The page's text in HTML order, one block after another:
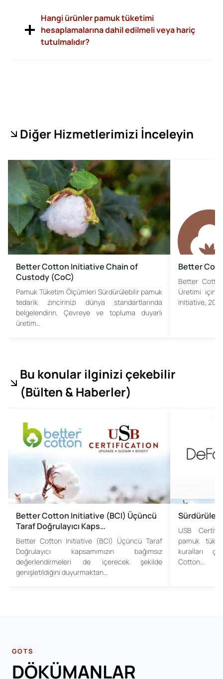
Hangi ürünler pamuk tüketimi
hesaplamalarına dahil edilmeli veya hariç
tutulmalıdır?
Diğer Hizmetlerimizi İnceleyin
Better Cotton Initiative Chain of
Custody (CoC)
Pamuk Tüketim Ölçümleri Sürdürülebilir pamuk
tedarik zincirinizi dünya standartlarında
belgelendirin. Çevreye ve topluma duyarlı
üretim…
Better
Better
Üretimi için
Initiative, 2005
Bu konular ilginizi çekebilir
(Bülten & Haberler)
Better Cotton Initiative (BCI) Üçüncü
Taraf Doğrulayıcı Kaps…
Better Cotton Initiative (BCI) Üçüncü Taraf
Doğrulayıcı kapsamımızın bağımsız
değerlendirmeleri de içerecek şekilde
genişletildiğini duyurmaktan…
USB
pamuk
kuralları
Cotton…
GOTS
DÖKÜMANLAR